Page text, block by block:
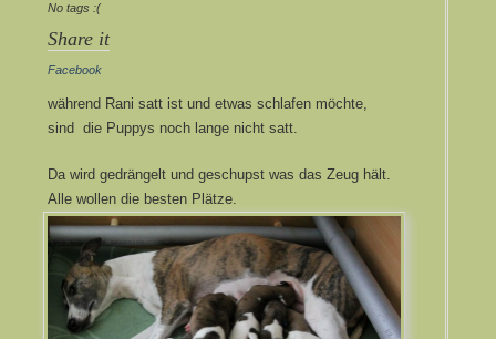
No tags :(
Share it
Facebook
während Rani satt ist und etwas schlafen möchte,
sind die Puppys noch lange nicht satt.
Da wird gedrängelt und geschupst was das Zeug hält.
Alle wollen die besten Plätze.